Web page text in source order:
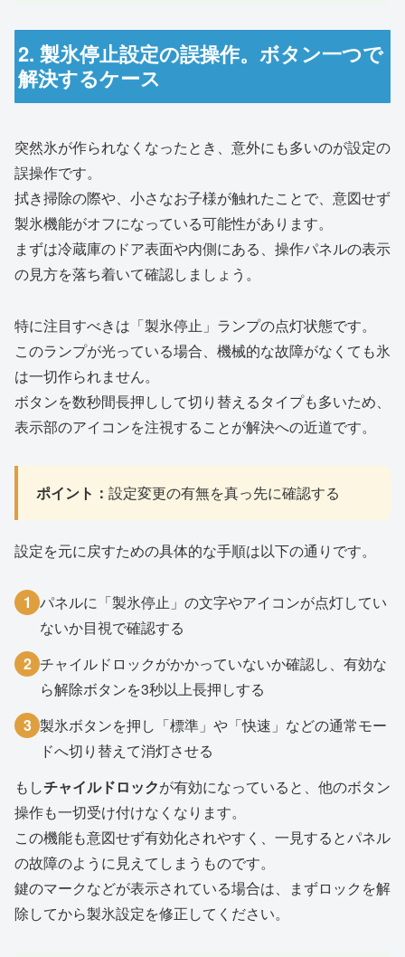
2. 製氷停止設定の誤操作。ボタン一つで
解決するケース
突然氷が作られなくなったとき、意外にも多いのが設定の
誤操作です。
拭き掃除の際や、小さなお子様が触れたことで、意図せず
製氷機能がオフになっている可能性があります。
まずは冷蔵庫のドア表面や内側にある、操作パネルの表示
の見方を落ち着いて確認しましょう。
特に注目すべきは「製氷停止」ランプの点灯状態です。
このランプが光っている場合、機械的な故障がなくても氷
は一切作られません。
ボタンを数秒間長押しして切り替えるタイプも多いため、
表示部のアイコンを注視することが解決への近道です。
ポイント： 設定変更の有無を真っ先に確認する
設定を元に戻すための具体的な手順は以下の通りです。
1 パネルに「製氷停止」の文字やアイコンが点灯してい
ないか目視で確認する
2 チャイルドロックがかかっていないか確認し、有効な
ら解除ボタンを3秒以上長押しする
3 製氷ボタンを押し「標準」や「快速」などの通常モー
ドへ切り替えて消灯させる
もしチャイルドロックが有効になっていると、他のボタン
操作も一切受け付けなくなります。
この機能も意図せず有効化されやすく、一見するとパネル
の故障のように見えてしまうものです。
鍵のマークなどが表示されている場合は、まずロックを解
除してから製氷設定を修正してください。